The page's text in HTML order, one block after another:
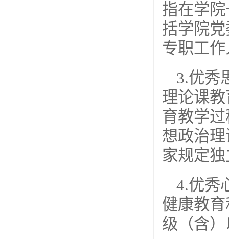
指在学
括学院
专职工
3.优秀
理论课
育教学
想政治
家规定
4.优秀
健康教
级（含